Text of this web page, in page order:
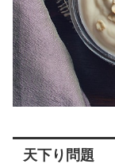
天下り問題